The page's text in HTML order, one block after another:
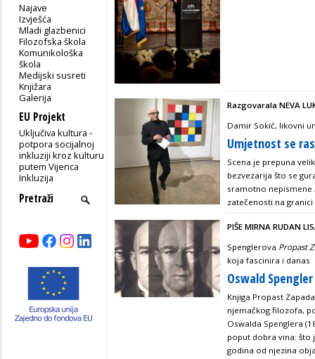
Najave
Izvješća
Mladi glazbenici
Filozofska škola
Komunikološka
škola
Medijski susreti
Knjižara
Galerija
EU Projekt
Uključiva kultura -
potpora socijalnoj
inkluziji kroz kulturu
putem Vijenca
Inkluzija
Razgovarala NEVA
Damir Sokić, likovni
Umjetnost se
Scena je prepuna
bezvezarija što se
sramotno nepismene
zatečenosti na
PIŠE MIRNA RUDAN
Spenglerova Propast
koja fascinira i danas
Oswald
Knjiga Propast
njemačkog filozofa,
Oswalda Spenglera
poput dobra vina: što
godina od njezina